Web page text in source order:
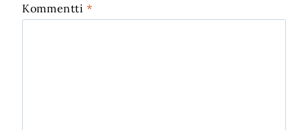
Kommentti*